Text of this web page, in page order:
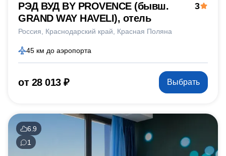
РЭД ВУД BY PROVENCE (бывш.
GRAND WAY HAVELI), отель
Россия Краснодарский край Красная Поляна
3
45 км до аэропорта
от 28 013 ₽ Выбрать
6.9
1